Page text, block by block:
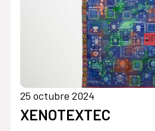
25 octubre 2024
XENOTEXTEC